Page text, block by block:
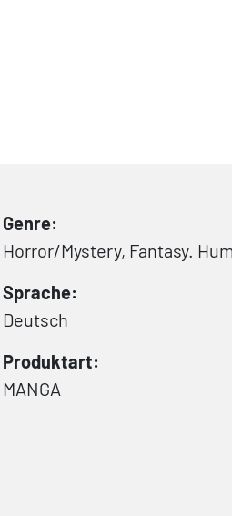
Genre:
Horror/Mystery, Fantasy.
Sprache:
Deutsch
Produktart:
MANGA